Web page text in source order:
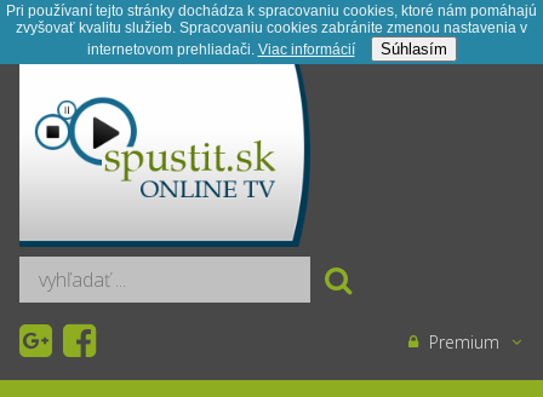
Pri používaní tejto stránky dochádza k spracovaniu cookies, ktoré nám pomáhajú
zvyšovať kvalitu služieb. Spracovaniu cookies zabránite zmenou nastavenia v
internetovom prehliadači. Viac informácií­ Súhlasím
Registrácia Kontakt Novinky
Premium